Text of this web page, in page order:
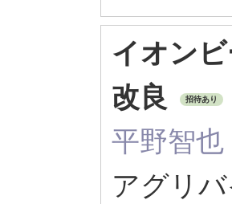
イオン
改良
招待あり
平野智也
アグリ